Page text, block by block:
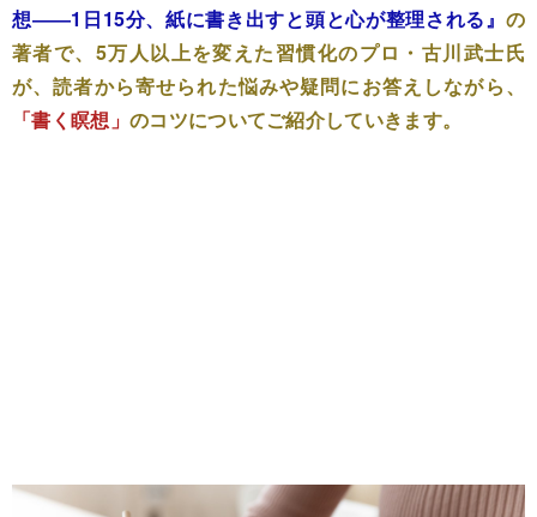
想――1日15分、紙に書き出すと頭と心が整理される』 の
著者で、5万人以上を変えた習慣化のプロ・古川武士氏
が、読者から寄せられた悩みや疑問にお答えしながら、
「書く瞑想」 のコツについてご紹介していきます。